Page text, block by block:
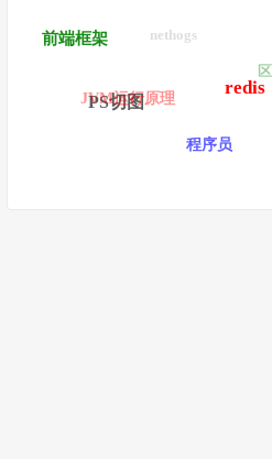
redis
PS切图
nethogs
前端框架
程序员
JVM运行原理